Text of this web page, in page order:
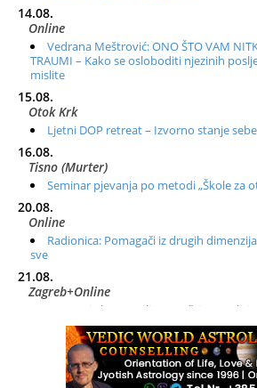
14.08.
Online
Vedrana Meštrović: ONO ŠTO VAM
TRAUMI – Kako se osloboditi njezinih
mislite
15.08.
Otok Krk
Ljetni DOP retreat – Izvorno stanje sebe
16.08.
Tisno (Murter)
Seminar pjevanja po metodi „Škole za
20.08.
Online
Radionica: Pomagači iz drugih
sve
21.08.
Zagreb+Online
Osnovni ThetaHealing® tečaj, Zagreb i
Zagreb
Osnovna radionica za izscjeljivanje
Healing course)